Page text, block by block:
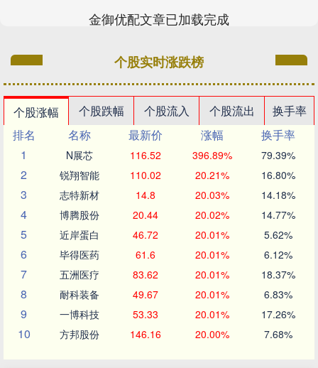
金御优配文章已加载完成
个股实时涨跌榜
个股涨幅 个股跌幅 个股流入 个股流出
换手率
排名
名称 最新价 涨幅
换手率
1
N展芯 116.52 396.89% 79.39%
2 锐翔智能 110.02 20.21% 16.80%
3 志特新材 14.8 20.03% 14.18%
4 博腾股份 20.44 20.02% 14.77%
5 近岸蛋白 46.72 20.01% 5.62%
6 毕得医药 61.6 20.01% 6.12%
7 五洲医疗 83.62 20.01% 18.37%
8 耐科装备 49.67 20.01% 6.83%
9 一博科技 53.33 20.01% 17.26%
10 方邦股份 146.16 20.00% 7.68%